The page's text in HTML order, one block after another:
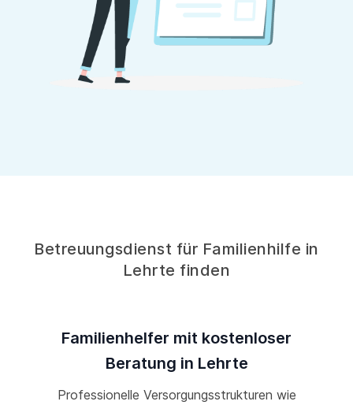
Betreuungsdienst für Familienhilfe in
Lehrte finden
Familienhelfer mit kostenloser
Beratung in Lehrte
Professionelle Versorgungsstrukturen wie